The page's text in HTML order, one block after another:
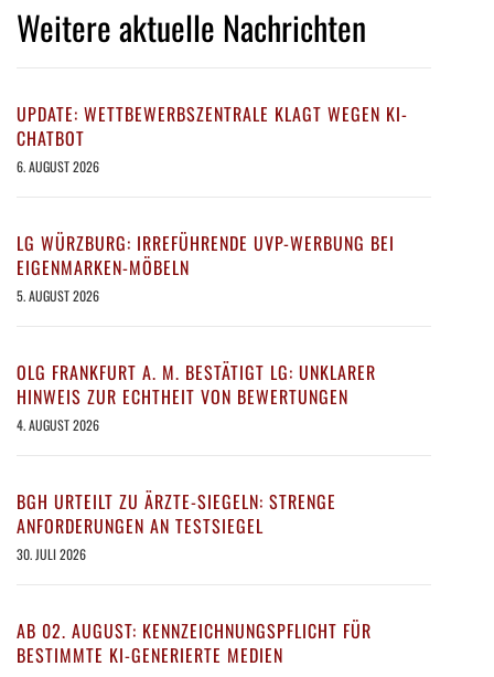
Weitere aktuelle Nachrichten
UPDATE: WETTBEWERBSZENTRALE KLAGT WEGEN KI-
CHATBOT
6. AUGUST 2026
LG WÜRZBURG: IRREFÜHRENDE UVP-WERBUNG BEI
EIGENMARKEN-MÖBELN
5. AUGUST 2026
OLG FRANKFURT A. M. BESTÄTIGT LG: UNKLARER
HINWEIS ZUR ECHTHEIT VON BEWERTUNGEN
4. AUGUST 2026
BGH URTEILT ZU ÄRZTE-SIEGELN: STRENGE
ANFORDERUNGEN AN TESTSIEGEL
30. JULI 2026
AB 02. AUGUST: KENNZEICHNUNGSPFLICHT FÜR
BESTIMMTE KI-GENERIERTE MEDIEN